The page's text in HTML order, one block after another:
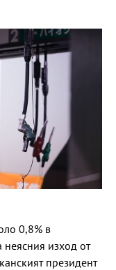
0,8% в
неясния изход от
президент